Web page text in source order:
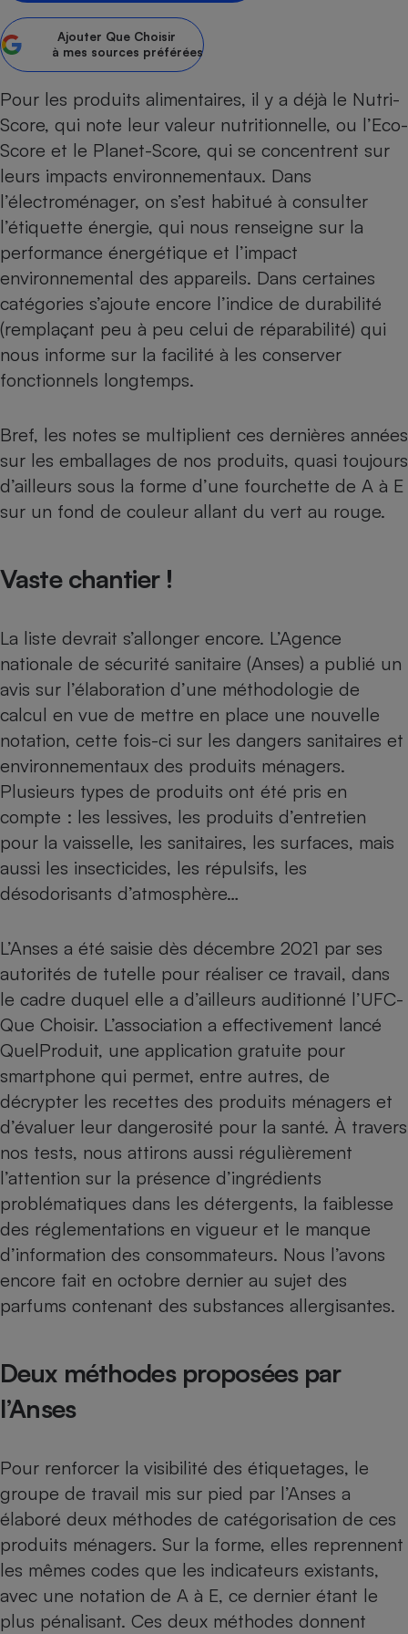
Ajouter Que Choisir
à mes sources préférées
Pour les produits alimentaires, il y a déjà le Nutri-
Score, qui note leur valeur nutritionnelle, ou l’Eco-
Score et le Planet-Score, qui se concentrent sur
leurs impacts environnementaux. Dans
l’électroménager, on s’est habitué à consulter
l’étiquette énergie, qui nous renseigne sur la
performance énergétique et l’impact
environnemental des appareils. Dans certaines
catégories s’ajoute encore l’indice de durabilité
(remplaçant peu à peu celui de réparabilité) qui
nous informe sur la facilité à les conserver
fonctionnels longtemps.
Bref, les notes se multiplient ces dernières années
sur les emballages de nos produits, quasi toujours
d’ailleurs sous la forme d’une fourchette de A à E
sur un fond de couleur allant du vert au rouge.
Vaste chantier !
La liste devrait s’allonger encore. L’Agence
nationale de sécurité sanitaire (Anses) a publié un
avis sur l’élaboration d’une méthodologie de
calcul en vue de mettre en place une nouvelle
notation, cette fois-ci sur les dangers sanitaires et
environnementaux des produits ménagers.
Plusieurs types de produits ont été pris en
compte : les lessives, les produits d’entretien
pour la vaisselle, les sanitaires, les surfaces, mais
aussi les insecticides, les répulsifs, les
désodorisants d’atmosphère…
L’Anses a été saisie dès décembre 2021 par ses
autorités de tutelle pour réaliser ce travail, dans
le cadre duquel elle a d’ailleurs auditionné l’UFC-
Que Choisir. L’association a effectivement lancé
QuelProduit, une application gratuite pour
smartphone qui permet, entre autres, de
décrypter les recettes des produits ménagers et
d’évaluer leur dangerosité pour la santé. À travers
nos tests, nous attirons aussi régulièrement
l’attention sur la présence d’ingrédients
problématiques dans les détergents, la faiblesse
des réglementations en vigueur et le manque
d’information des consommateurs. Nous l’avons
encore fait en octobre dernier au sujet des
parfums contenant des substances allergisantes.
Deux méthodes proposées par
l’Anses
Pour renforcer la visibilité des étiquetages, le
groupe de travail mis sur pied par l’Anses a
élaboré deux méthodes de catégorisation de ces
produits ménagers. Sur la forme, elles reprennent
les mêmes codes que les indicateurs existants,
avec une notation de A à E, ce dernier étant le
plus pénalisant. Ces deux méthodes donnent
bouteille
Banque
Plaque de cuisson à
induction
Climatiseur -
Ventilateur
Cafetière à expressos
Robot ménager
Téléviseur
Smartphone
Matelas
Radiateur électrique
Antimoustique